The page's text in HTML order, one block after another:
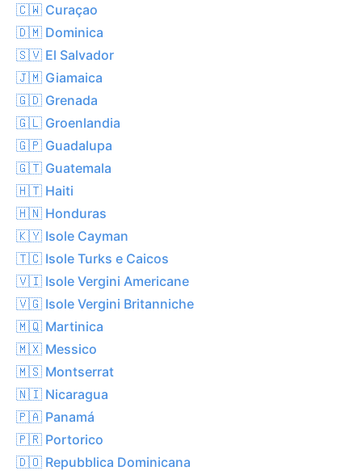
🇨🇼 Curaçao
🇩🇲 Dominica
🇸🇻 El Salvador
🇯🇲 Giamaica
🇬🇩 Grenada
🇬🇱 Groenlandia
🇬🇵 Guadalupa
🇬🇹 Guatemala
🇭🇹 Haiti
🇭🇳 Honduras
🇰🇾 Isole Cayman
🇹🇨 Isole Turks e Caicos
🇻🇮 Isole Vergini Americane
🇻🇬 Isole Vergini Britanniche
🇲🇶 Martinica
🇲🇽 Messico
🇲🇸 Montserrat
🇳🇮 Nicaragua
🇵🇦 Panamá
🇵🇷 Portorico
🇩🇴 Repubblica Dominicana